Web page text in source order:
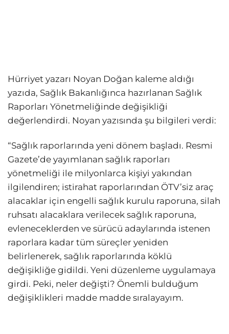
Hürriyet yazarı Noyan Doğan kaleme aldığı
yazıda, Sağlık Bakanlığınca hazırlanan Sağlık
Raporları Yönetmeliğinde değişikliği
değerlendirdi. Noyan yazısında şu bilgileri verdi:
“Sağlık raporlarında yeni dönem başladı. Resmi
Gazete’de yayımlanan sağlık raporları
yönetmeliği ile milyonlarca kişiyi yakından
ilgilendiren; istirahat raporlarından ÖTV’siz araç
alacaklar için engelli sağlık kurulu raporuna, silah
ruhsatı alacaklara verilecek sağlık raporuna,
evleneceklerden ve sürücü adaylarında istenen
raporlara kadar tüm süreçler yeniden
belirlenerek, sağlık raporlarında köklü
değişikliğe gidildi. Yeni düzenleme uygulamaya
girdi. Peki, neler değişti? Önemli bulduğum
değişiklikleri madde madde sıralayayım.